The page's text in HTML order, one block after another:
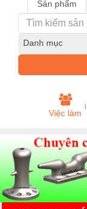
Sản phẩm
Danh mục
Việc làm